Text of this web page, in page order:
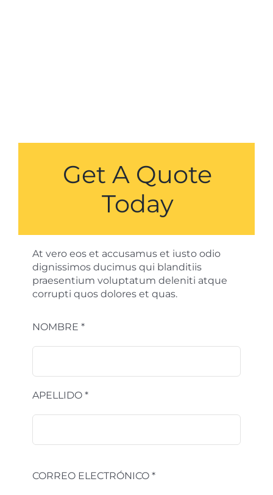
Get A Quote
Today
At vero eos et accusamus et iusto odio
dignissimos ducimus qui blanditiis
praesentium voluptatum deleniti atque
corrupti quos dolores et quas.
NOMBRE *
APELLIDO *
CORREO ELECTRÓNICO *